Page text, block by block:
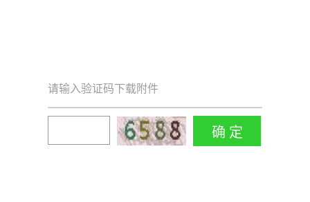
请输入验证码下载附件